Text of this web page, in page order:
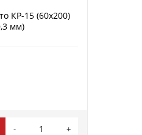
КР-15 (60х200)
мм)